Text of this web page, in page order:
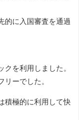
的に入国審査を通過
を利用しました。
ーでした。
積極的に利用して快